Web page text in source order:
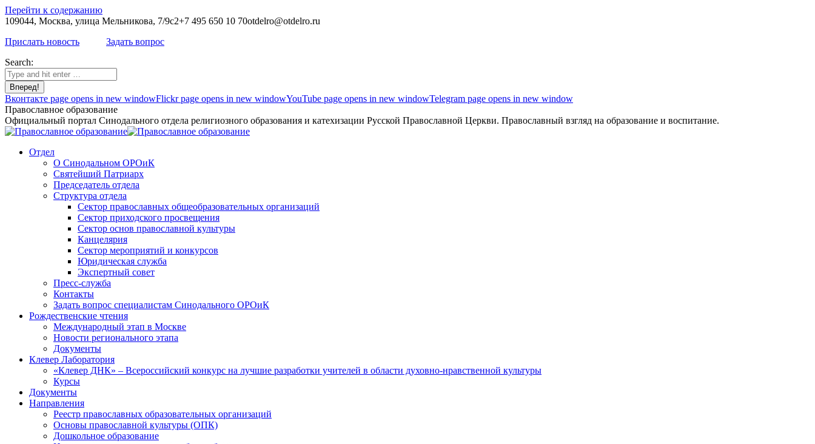
Перейти к содержанию
109044, Москва, улица Мельникова, 7/9с2+7 495 650 10 70otdelro@otdelro.ru
Прислать новость
Задать вопрос
Search:
Вконтакте page opens in new windowFlickr page opens in new windowYouTube page opens in new windowTelegram page opens in new window
Православное образование
Официальный портал Синодального отдела религиозного образования и катехизации Русской Православной Церкви. Православный взгляд на образование и воспитание.
Отдел
О Синодальном ОРОиК
Святейший Патриарх
Председатель отдела
Структура отдела
Сектор православных общеобразовательных организаций
Сектор приходского просвещения
Сектор основ православной культуры
Канцелярия
Сектор мероприятий и конкурсов
Юридическая служба
Экспертный совет
Пресс-служба
Контакты
Задать вопрос специалистам Синодального ОРОиК
Рождественские чтения
Международный этап в Москве
Новости регионального этапа
Документы
Клевер Лаборатория
«Клевер ДНК» – Всероссийский конкурс на лучшие разработки учителей в области духовно-нравственной культуры
Курсы
Документы
Направления
Реестр православных образовательных организаций
Основы православной культуры (ОПК)
Дошкольное образование